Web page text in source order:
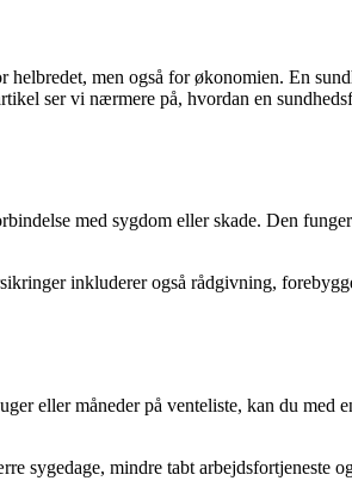
men også for økonomien. En
ser vi nærmere på, hvordan en
med sygdom eller skade. Den
inkluderer også rådgivning,
eller måneder på venteliste, kan du
sygedage, mindre tabt arbejdsfortjeneste